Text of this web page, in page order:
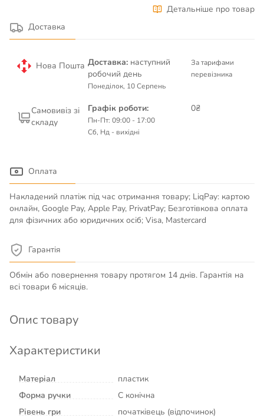
Детальніше про товар
Доставка
Нова Пошта Доставка: наступний
робочий день
Понеділок, 10 Серпень
За тарифами
перевізника
Самовивіз зі
складу
Графік роботи:
Пн-Пт: 09:00 - 17:00
Сб, Нд - вихідні
0₴
Оплата
Накладений платіж під час отримання товару; LiqPay: картою
онлайн, Google Pay, Apple Pay, PrivatPay; Безготівкова оплата
для фізичних або юридичних осіб; Visa, Mastercard
Гарантія
Обмін або повернення товару протягом 14 днів. Гарантія на
всі товари 6 місяців.
Опис товару
Характеристики
Матеріал
пластик
Форма ручки
C конічна
Рівень гри
початківець (відпочинок)